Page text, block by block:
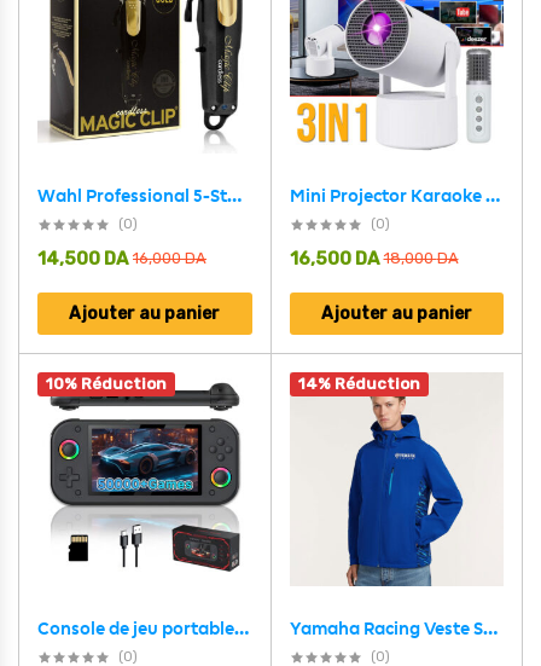
Wahl Professional 5-Star Series Tondeuse magique sans fil Noir et Doré – آلة حلاقة لاسلكية للرجال
(0)
16,000DA
14,500 DA
Ajouter au panier
Mini Projector Karaoke Portable Support 4K 1080P YS-300 KTV – جهاز مديا ذكي للعرض على الحائط مع كاريوكي
(0)
18,000DA
16,500 DA
Ajouter au panier
10% Réduction
Console de jeu portable rétro M26 plus de 20 000 jeux 25 émulateurs 64GB – جهاز ألعاب محمول
(0)
14% Réduction
Yamaha Racing Veste Softshell à Capuche Unisexe – سترة ياماها جودة عالية
(0)